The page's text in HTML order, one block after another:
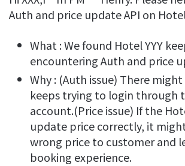
Auth and price update API on Hotel
What : We found Hotel YYY
encountering Auth and price
Why : (Auth issue) There
keeps trying to login through
account.(Price issue) If the
update price correctly, it
wrong price to customer and
booking experience.